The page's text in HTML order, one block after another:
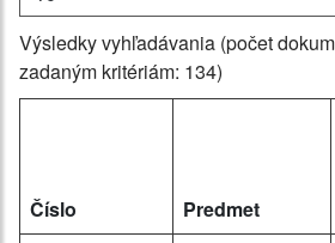
Výsledky vyhľadávania (počet
zadaným kritériám: 134)
Číslo Predmet